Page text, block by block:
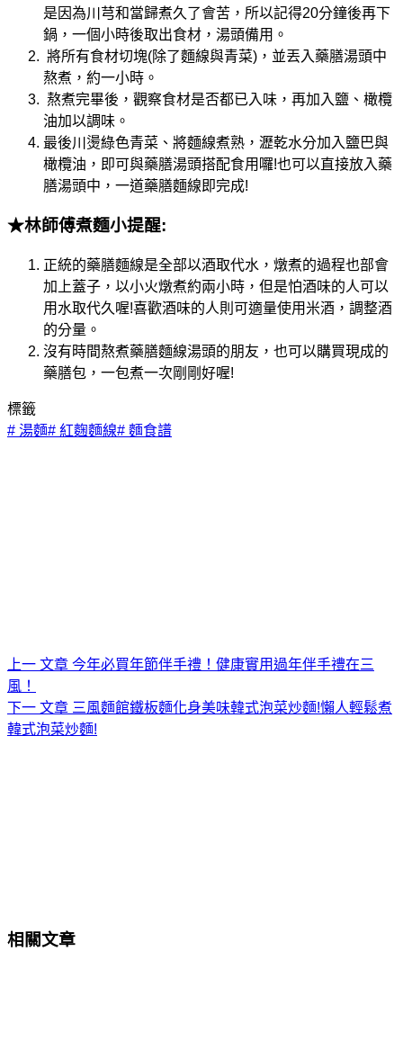
是因為川芎和當歸煮久了會苦，所以記得20分鐘後再下
鍋，一個小時後取出食材，湯頭備用。
將所有食材切塊(除了麵線與青菜)，並丟入藥膳湯頭中
熬煮，約一小時。
熬煮完畢後，觀察食材是否都已入味，再加入鹽、橄欖
油加以調味。
最後川燙綠色青菜、將麵線煮熟，瀝乾水分加入鹽巴與
橄欖油，即可與藥膳湯頭搭配食用囉!也可以直接放入藥
膳湯頭中，一道藥膳麵線即完成!
★林師傅煮麵小提醒:
正統的藥膳麵線是全部以酒取代水，燉煮的過程也部會
加上蓋子，以小火燉煮約兩小時，但是怕酒味的人可以
用水取代久喔!喜歡酒味的人則可適量使用米酒，調整酒
的分量。
沒有時間熬煮藥膳麵線湯頭的朋友，也可以購買現成的
藥膳包，一包煮一次剛剛好喔!
標籤
# 湯麵# 紅麴麵線# 麵食譜
上一 文章 今年必買年節伴手禮！健康實用過年伴手禮在三
風！
下一 文章 三風麵館鐵板麵化身美味韓式泡菜炒麵!懶人輕鬆煮
韓式泡菜炒麵!
相關文章